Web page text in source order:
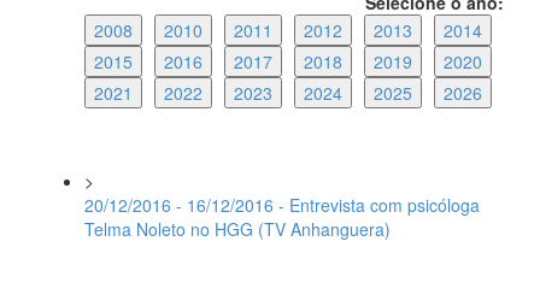
2008
2010 2011 2012 2013
2014
2015
2016 2017 2018 2019
2020
2021
2022 2023 2024 2025 2026
>
20/12/2016 - 16/12/2016 - Entrevista com psicóloga
Telma Noleto no HGG (TV Anhanguera)